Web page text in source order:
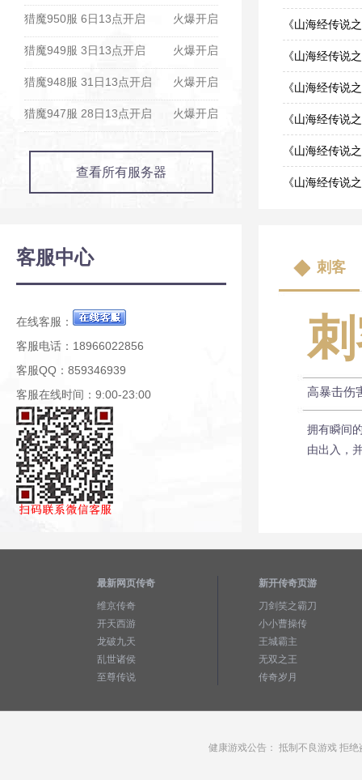
火爆开启
猎魔950服 6日13点开启
火爆开启
猎魔949服 3日13点开启
火爆开启
猎魔948服 31日13点开启
火爆开启
猎魔947服 28日13点开启
查看所有服务器
客服中心
在线客服：
客服电话：18966022856
客服QQ：859346939
客服在线时间：9:00-23:00
12-22
《山海经传说
07-09
《山海经传说
04-29
《山海经传说
03-12
《山海经传说
01-29
《山海经传说
01-15
《山海经传说
11-06
《山海经传说
刺客
高暴击伤
拥有瞬间
由出入，
最新网页传奇
维京传奇
开天西游
龙破九天
乱世诸侯
至尊传说
新开传奇页游
刀剑笑之霸刀
小小曹操传
王城霸主
无双之王
传奇岁月
健康游戏公告： 抵制不良游戏 拒